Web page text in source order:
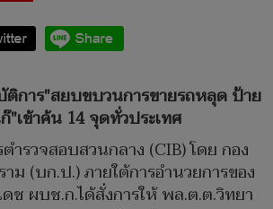
ติการ"สยบขบวนการขายรถหลุด ป้าย
"เข้าค้น 14 จุดทั่วประเทศ
ำรวจสอบสวนกลาง (CIB) โดย กอง
ม (บก.ป.) ภายใต้การอำนวยการของ
ช ผบช.ก.ได้สั่งการให้ พล.ต.ต.วิทยา